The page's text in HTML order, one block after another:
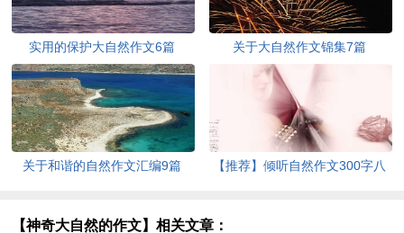
实用的保护大自然作文6篇 关于大自然作文锦集7篇
关于和谐的自然作文汇编9篇
【推荐】倾听自然作文300字八
【神奇大自然的作文】相关文章：